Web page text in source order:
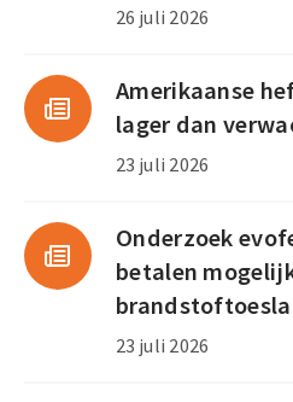
26 juli 2026
Amerikaanse
lager dan
23 juli 2026
Onderzoek
betalen
23 juli 2026